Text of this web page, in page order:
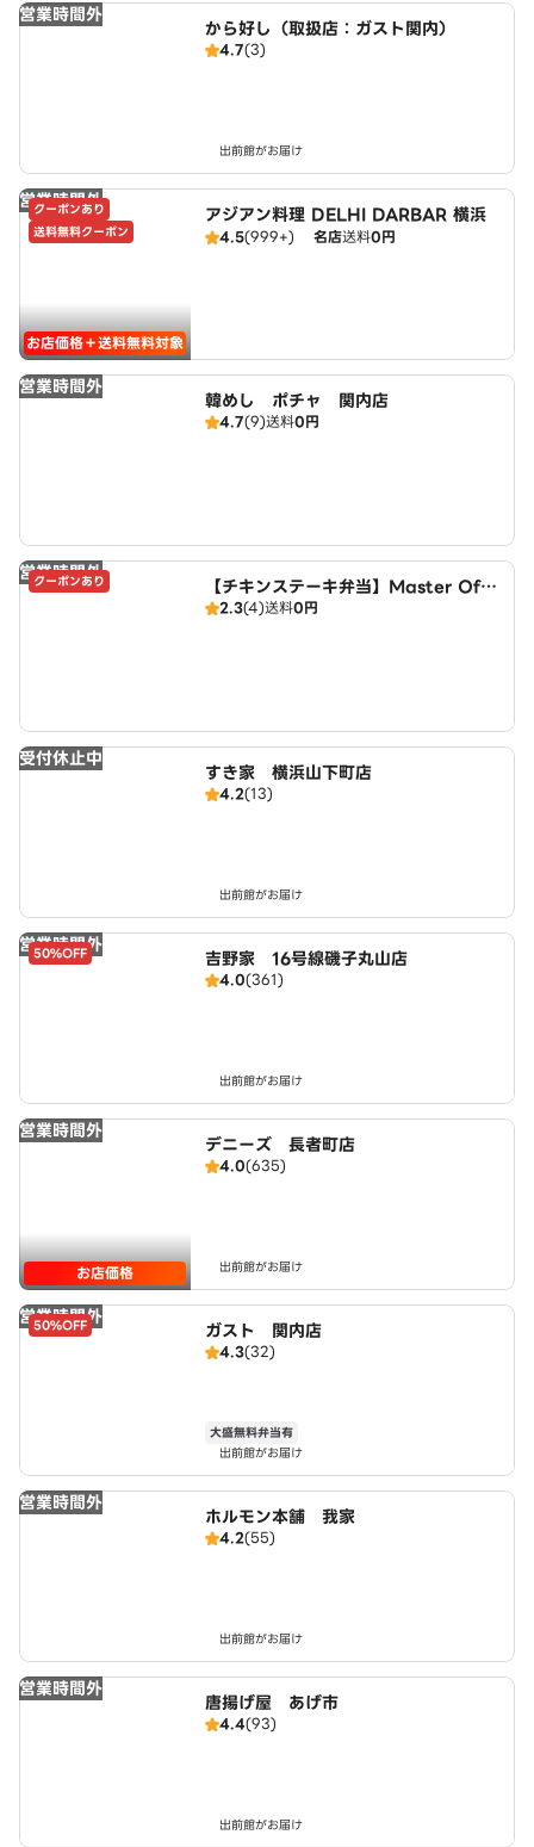
営業時間外
から好し（取扱店：ガスト関内）
4.7(3)
出前館がお届け
営業時間外
クーポンあり
送料無料クーポン
お店価格＋送料無料対象
アジアン料理 DELHI DARBAR 横浜
4.5(999+) 名店送料0円
営業時間外
韓めし ポチャ 関内店
4.7(9)送料0円
営業時間外
クーポンあり
【チキンステーキ弁当】Master Of C
hicken～天王町駅前店～
2.3(4)送料0円
受付休止中
すき家 横浜山下町店
4.2(13)
出前館がお届け
営業時間外
50%OFF 吉野家 16号線磯子丸山店
4.0(361)
出前館がお届け
営業時間外
お店価格
デニーズ 長者町店
4.0(635)
出前館がお届け
営業時間外
50%OFF ガスト 関内店
4.3(32)
大盛無料弁当有
出前館がお届け
営業時間外
ホルモン本舗 我家
4.2(55)
出前館がお届け
営業時間外
唐揚げ屋 あげ市
4.4(93)
出前館がお届け